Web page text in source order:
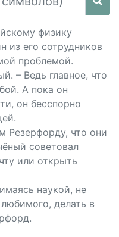
физику
из его сотрудников
проблемой.
– Ведь главное, что
А пока он
он бесспорно
Резерфорду, что они
советовал
или открыть
наукой, не
делать в